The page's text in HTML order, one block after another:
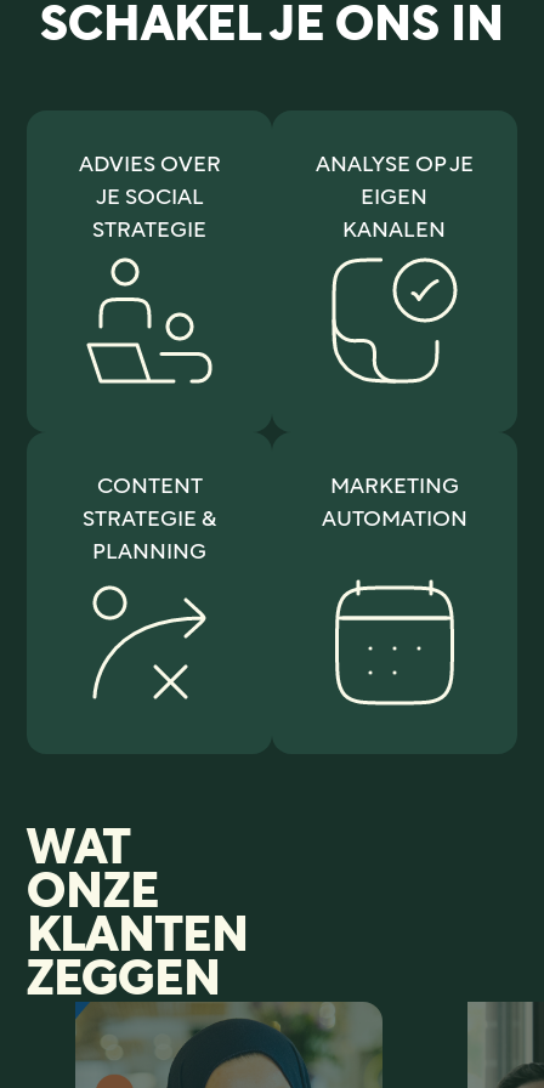
SCHAKEL JE ONS IN
ADVIES OVER
JE SOCIAL
STRATEGIE
ANALYSE OP JE
EIGEN
KANALEN
CONTENT
STRATEGIE &
PLANNING
MARKETING
AUTOMATION
WAT
ONZE
KLANTEN
ZEGGEN